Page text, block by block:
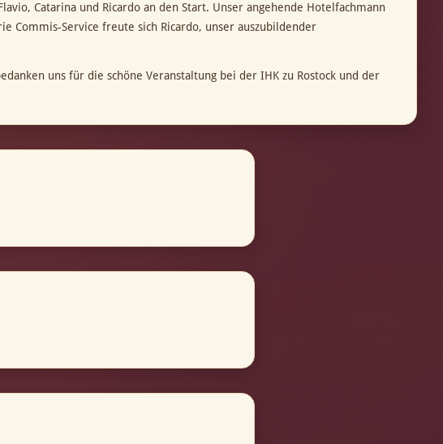
Catarina und Ricardo an den Start. Unser angehende Hotelfachmann
Commis-Service freute sich Ricardo, unser auszubildender
uns für die schöne Veranstaltung bei der IHK zu Rostock und der